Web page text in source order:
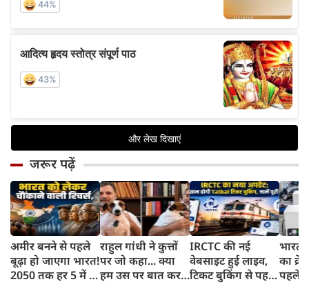
जरूर पढ़ें
अमीर बनने से पहले
बूढ़ा हो जाएगा भारत!
2050 तक हर 5 में 1
राहुल गांधी ने कुत्तों
पर जो कहा... क्या
हम उस पर बात कर
IRCTC की नई
वेबसाइट हुई लाइव,
टिकट बुकिंग से पहले
भारत
का
पहले